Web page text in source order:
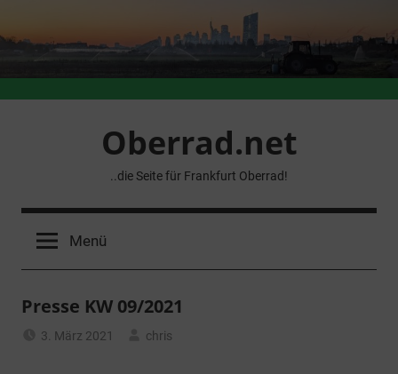
Inhalt
springen
Oberrad.net
..die Seite für Frankfurt Oberrad!
Menü
Presse KW 09/2021
3. März 2021
chris